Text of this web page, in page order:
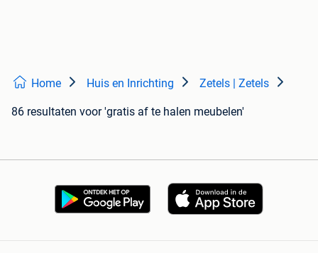
Home Huis en Inrichting Zetels | Zetels
86 resultaten voor 'gratis af te halen meubelen'